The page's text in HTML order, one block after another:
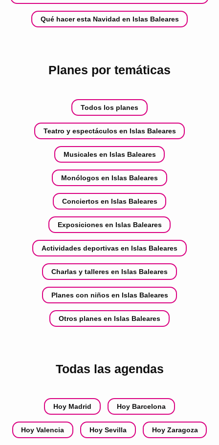
Qué hacer esta Navidad en Islas Baleares
Planes por temáticas
Todos los planes
Teatro y espectáculos en Islas Baleares
Musicales en Islas Baleares
Monólogos en Islas Baleares
Conciertos en Islas Baleares
Exposiciones en Islas Baleares
Actividades deportivas en Islas Baleares
Charlas y talleres en Islas Baleares
Planes con niños en Islas Baleares
Otros planes en Islas Baleares
Todas las agendas
Hoy Madrid Hoy Barcelona
Hoy Valencia Hoy Sevilla Hoy Zaragoza